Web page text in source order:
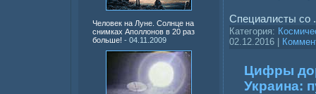
Человек на Луне. Солнце на
снимках Аполлонов в 20 раз
больше! - 04.11.2009
Специалисты со
Категория:
02.12.2016 |
Цифры
Украина: